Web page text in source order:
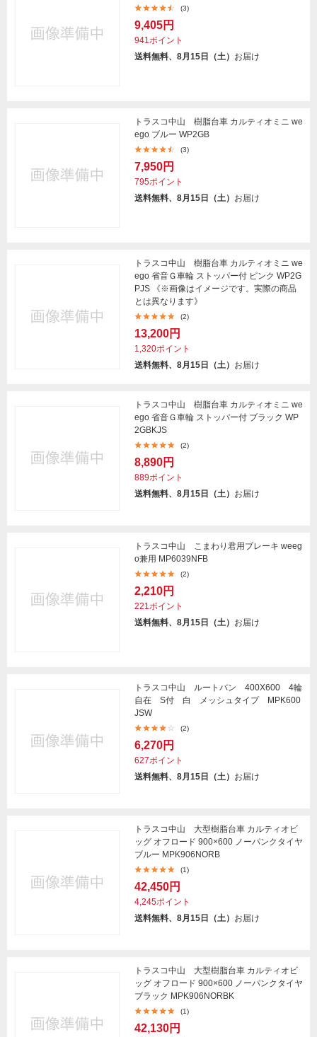
(3)
9,405円
941ポイント
送料無料、8月15日（土） お届け
トラスコ中山 樹脂台車 カルティオミニ we
ego ブルー WP2GB
(3)
7,950円
795ポイント
送料無料、8月15日（土） お届け
トラスコ中山 樹脂台車 カルティオミニ we
ego 省音Ｇ車輪 ストッパー付 ピンク WP2G
PJS 《※画像はイメージです。実際の商品
とは異なります》
(2)
13,200円
1,320ポイント
送料無料、8月15日（土） お届け
トラスコ中山 樹脂台車 カルティオミニ we
ego 省音Ｇ車輪 ストッパー付 ブラック WP
2GBKJS
(2)
8,890円
889ポイント
送料無料、8月15日（土） お届け
トラスコ中山 こまわり君用ブレーキ weeg
o兼用 MP6039NFB
(2)
2,210円
221ポイント
送料無料、8月15日（土） お届け
トラスコ中山 ルートバン 400X600 4輪
自在 S付 白 メッシュタイプ MPK600
JSW
(2)
6,270円
627ポイント
送料無料、8月15日（土） お届け
トラスコ中山 大型樹脂台車 カルティオビ
ッグ オフロード 900×600 ノーパンクタイヤ
ブルー MPK906NORB
(1)
42,450円
4,245ポイント
送料無料、8月15日（土） お届け
トラスコ中山 大型樹脂台車 カルティオビ
ッグ オフロード 900×600 ノーパンクタイヤ
ブラック MPK906NORBK
(1)
42,130円